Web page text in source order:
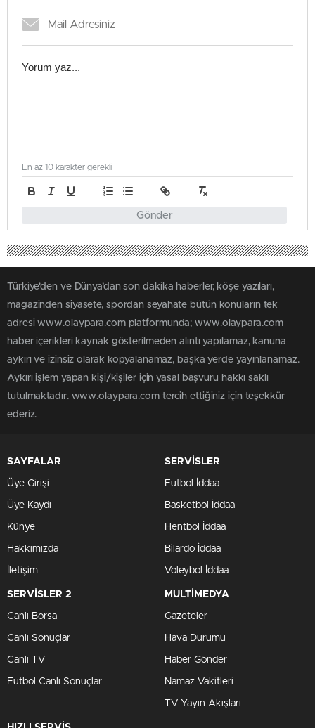
Gönder
En az 10 karakter gerekli
Türkiye'den ve Dünya’dan son dakika haberler, köşe yazıları,
magazinden siyasete, spordan seyahate bütün konuların tek
adresi www.olaypara.com platformunda; www.olaypara.com
haber içerikleri kaynak gösterilmeden alıntı yapılamaz, kanuna
aykırı ve izinsiz olarak kopyalanamaz, başka yerde yayınlanamaz.
Aykırı işlem yapan kişi/kişiler için yasal başvuru hakkı saklı
tutulmaktadır. www.olaypara.com tercih ettiğiniz için teşekkür
ederiz.
SAYFALAR
Üye Girişi
Üye Kaydı
Künye
Hakkımızda
İletişim
SERVİSLER
Futbol İddaa
Basketbol İddaa
Hentbol İddaa
Bilardo İddaa
Voleybol İddaa
SERVİSLER 2
Canlı Borsa
Canlı Sonuçlar
Canlı TV
Futbol Canlı Sonuçlar
MULTİMEDYA
Gazeteler
Hava Durumu
Haber Gönder
Namaz Vakitleri
TV Yayın Akışları